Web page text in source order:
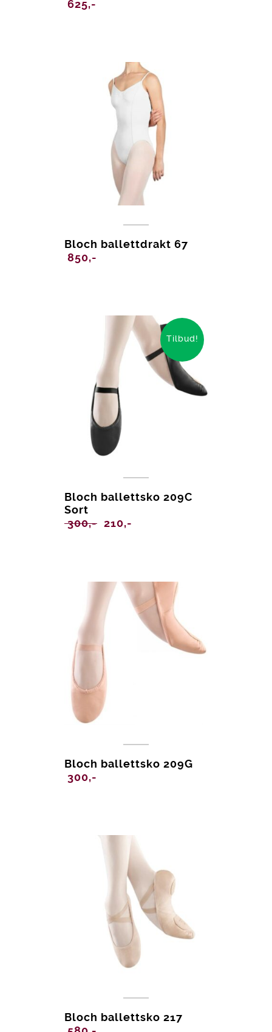
625,-
Bloch ballettdrakt 67
850,-
Tilbud!
Bloch ballettsko 209C
Sort
300,- Opprinnelig
210,-
Bloch ballettsko 209G
300,-
Bloch ballettsko 217